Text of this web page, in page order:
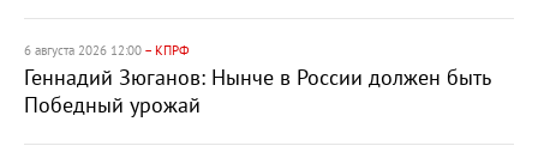
6 августа 2026 12:00 – КПРФ
Геннадий Зюганов: Нынче в России должен быть
Победный урожай